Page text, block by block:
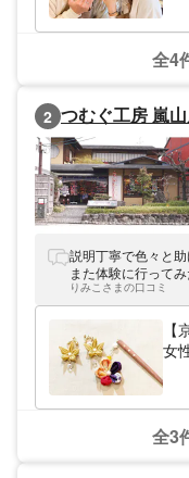
全4
2 つむぐ工房 嵐
説明丁寧で色々と
また体験に行ってみ
りみこさまの口コミ
女
全3